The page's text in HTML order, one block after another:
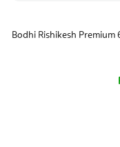
Bodhi Rishikesh